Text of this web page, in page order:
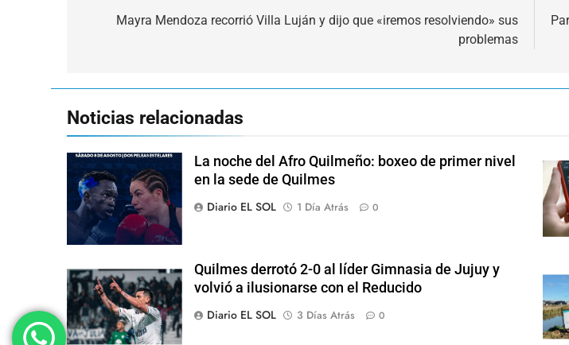
Mayra Mendoza recorrió Villa Luján y dijo que «iremos resolviendo» sus
problemas
Noticias relacionadas
La noche del Afro Quilmeño: boxeo de primer nivel
en la sede de Quilmes
Diario EL SOL
1 Día Atrás 0
Quilmes derrotó 2-0 al líder Gimnasia de Jujuy y
volvió a ilusionarse con el Reducido
Diario EL SOL
3 Días Atrás 0